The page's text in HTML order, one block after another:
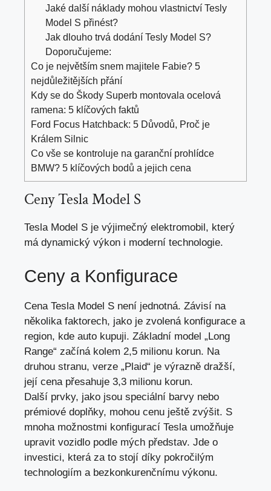
Jaké další náklady mohou vlastnictví Tesly
Model S přinést?
Jak dlouho trvá dodání Tesly Model S?
Doporučujeme:
Co je největším snem majitele Fabie? 5
nejdůležitějších přání
Kdy se do Škody Superb montovala ocelová
ramena: 5 klíčových faktů
Ford Focus Hatchback: 5 Důvodů, Proč je
Králem Silnic
Co vše se kontroluje na garanční prohlídce
BMW? 5 klíčových bodů a jejich cena
Ceny Tesla Model S
Tesla Model S je výjimečný elektromobil, který
má dynamický výkon i moderní technologie.
Ceny a Konfigurace
Cena Tesla Model S není jednotná. Závisí na
několika faktorech, jako je zvolená konfigurace a
region, kde auto kupuji. Základní model „Long
Range“ začíná kolem 2,5 milionu korun. Na
druhou stranu, verze „Plaid“ je výrazně dražší,
její cena přesahuje 3,3 milionu korun.
Další prvky, jako jsou speciální barvy nebo
prémiové doplňky, mohou cenu ještě zvýšit. S
mnoha možnostmi konfigurací Tesla umožňuje
upravit vozidlo podle mých představ. Jde o
investici, která za to stojí díky pokročilým
technologiím a bezkonkurenčnímu výkonu.